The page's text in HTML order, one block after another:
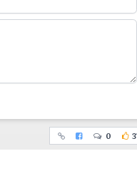
0